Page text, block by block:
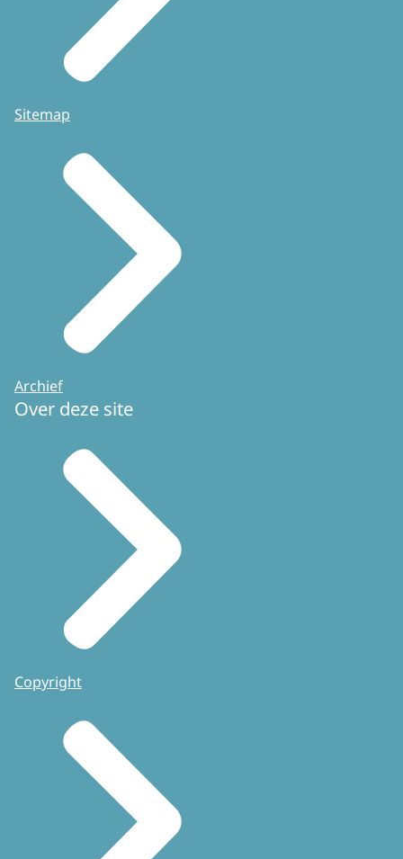
Sitemap
Archief
Over deze site
Copyright